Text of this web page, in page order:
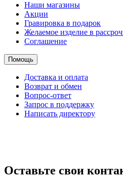
Наши магазины
Акции
Гравировка в подарок
Желаемое изделие в
Соглашение
Помощь
Доставка и оплата
Возврат и обмен
Вопрос-ответ
Запрос в поддержку
Написать директору
Оставьте свои